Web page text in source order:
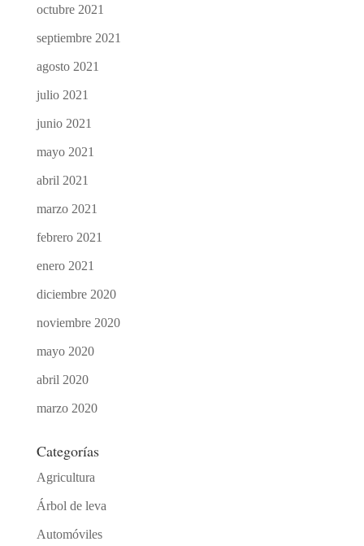
octubre 2021
septiembre 2021
agosto 2021
julio 2021
junio 2021
mayo 2021
abril 2021
marzo 2021
febrero 2021
enero 2021
diciembre 2020
noviembre 2020
mayo 2020
abril 2020
marzo 2020
Categorías
Agricultura
Árbol de leva
Automóviles